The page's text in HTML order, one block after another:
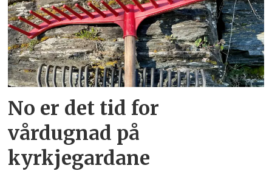
No er det tid for
vårdugnad på
kyrkjegardane